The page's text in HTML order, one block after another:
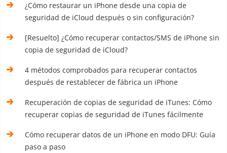
¿Cómo restaurar un iPhone desde una copia de
seguridad de iCloud después o sin configuración?
[Resuelto] ¿Cómo recuperar contactos/SMS de iPhone sin
copia de seguridad de iCloud?
4 métodos comprobados para recuperar contactos
después de restablecer de fábrica un iPhone
Recuperación de copias de seguridad de iTunes: Cómo
recuperar copias de seguridad de iTunes fácilmente
Cómo recuperar datos de un iPhone en modo DFU: Guía
paso a paso